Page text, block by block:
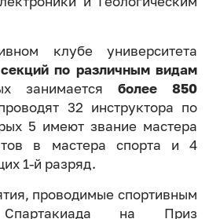
клубе университета
по различным видам
занимаетсяболее 850
32 инструктора по
5 имеют звание мастера
в мастера спорта и 4
1-й разряд.
проводимые спортивным
на Приз